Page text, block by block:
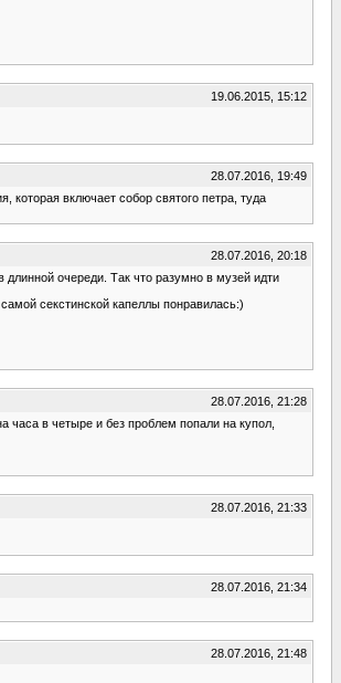
19.06.2015, 15:12
28.07.2016, 19:49
которая включает собор святого петра, туда
28.07.2016, 20:18
очереди. Так что разумно в музей идти
секстинской капеллы понравилась:)
28.07.2016, 21:28
часа в четыре и без проблем попали на купол,
28.07.2016, 21:33
28.07.2016, 21:34
28.07.2016, 21:48